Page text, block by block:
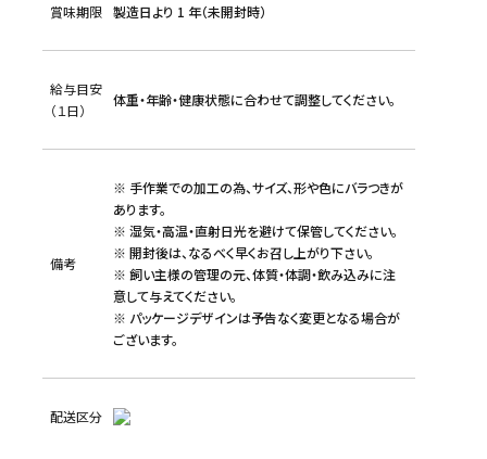
賞味期限 製造日より 1 年（未開封時）
給与目安
（１日）
体重・年齢・健康状態に合わせて調整してください。
備考
※ 手作業での加工の為、サイズ、形や色にバラつきが
あります。
※ 湿気・高温・直射日光を避けて保管してください。
※ 開封後は、なるべく早くお召し上がり下さい。
※ 飼い主様の管理の元、体質・体調・飲み込みに注
意して与えてください。
※ パッケージデザインは予告なく変更となる場合が
ございます。
配送区分